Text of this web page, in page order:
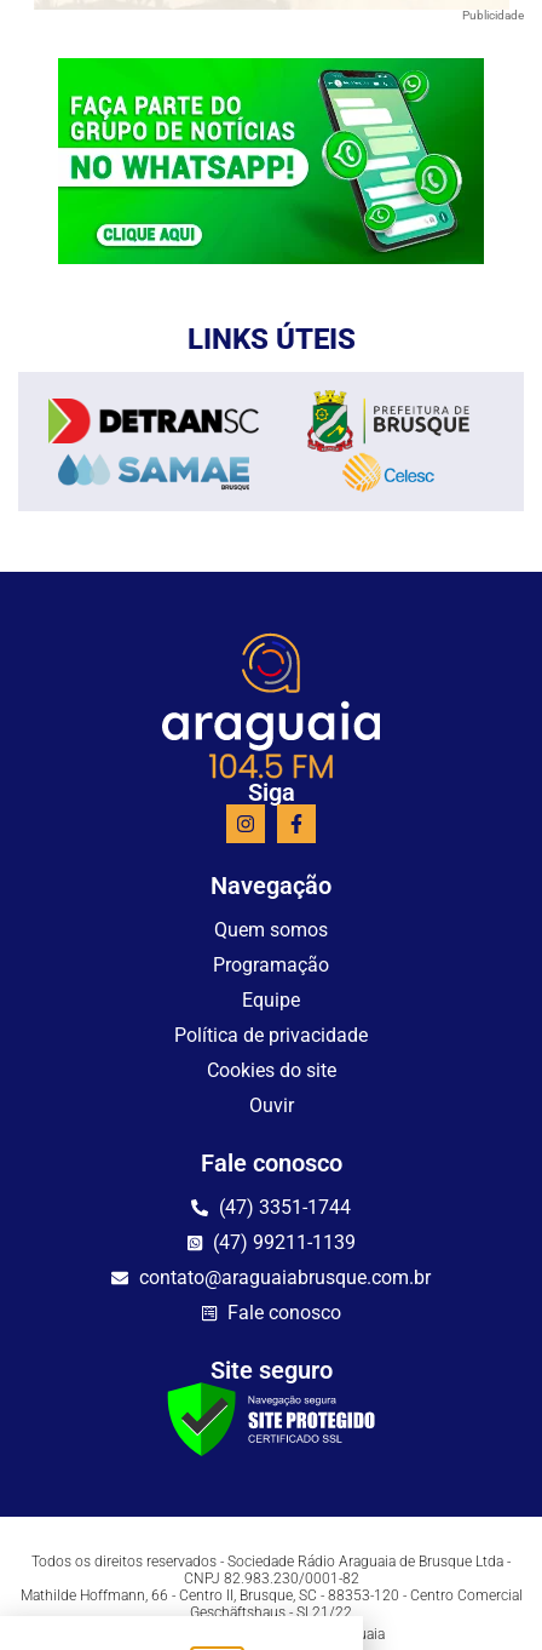
Publicidade
LINKS ÚTEIS
Siga
Navegação
Quem somos
Programação
Equipe
Política de privacidade
Cookies do site
Ouvir
Fale conosco
(47) 3351-1744
(47) 99211-1139
contato@araguaiabrusque.com.br
Fale conosco
Site seguro
Todos os direitos reservados - Sociedade Rádio Araguaia de Brusque Ltda -
CNPJ 82.983.230/0001-82
Mathilde Hoffmann, 66 - Centro II, Brusque, SC - 88353-120 - Centro Comercial
Geschäftshaus - Sl 21/22
Copyright © 2026 | Rádio Araguaia